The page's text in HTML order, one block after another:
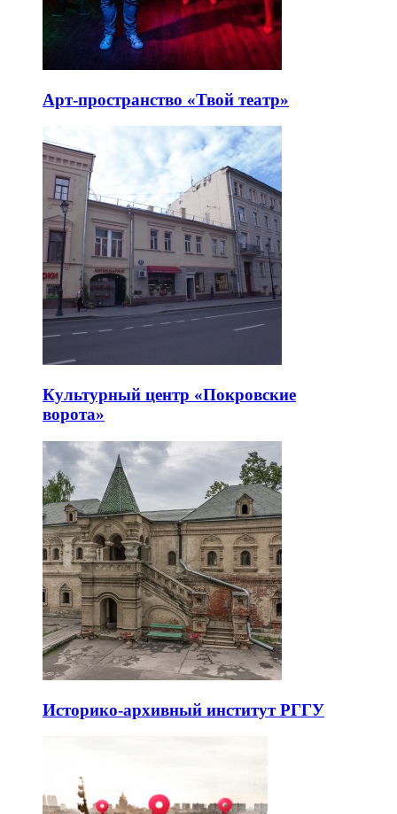
Арт-пространство «Твой театр»
Культурный центр «Покровские
ворота»
Историко-архивный институт РГГУ